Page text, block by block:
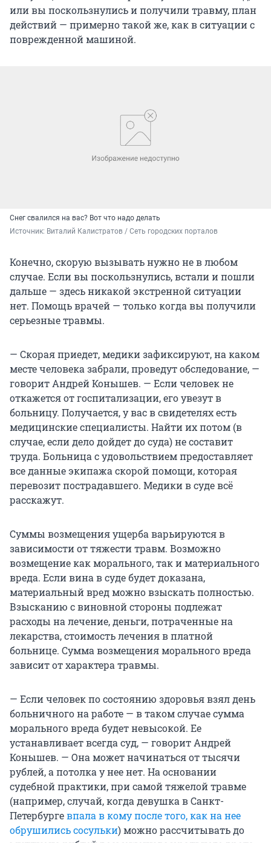
или вы поскользнулись и получили травму, план
действий — примерно такой же, как в ситуации с
поврежденной машиной.
Снег свалился на вас? Вот что надо делать
Источник: Виталий Калистратов / Сеть городских порталов
Конечно, скорую вызывать нужно не в любом
случае. Если вы поскользнулись, встали и пошли
дальше — здесь никакой экстренной ситуации
нет. Помощь врачей — только когда вы получили
серьезные травмы.
— Скорая приедет, медики зафиксируют, на каком
месте человека забрали, проведут обследование, —
говорит Андрей Конышев. — Если человек не
откажется от госпитализации, его увезут в
больницу. Получается, у вас в свидетелях есть
медицинские специалисты. Найти их потом (в
случае, если дело дойдет до суда) не составит
труда. Больница с удовольствием предоставляет
все данные экипажа скорой помощи, которая
перевозит пострадавшего. Медики в суде всё
расскажут.
Суммы возмещения ущерба варьируются в
зависимости от тяжести травм. Возможно
возмещение как морального, так и материального
вреда. Если вина в суде будет доказана,
материальный вред можно взыскать полностью.
Взысканию с виновной стороны подлежат
расходы на лечение, деньги, потраченные на
лекарства, стоимость лечения в платной
больнице. Сумма возмещения морального вреда
зависит от характера травмы.
— Если человек по состоянию здоровья взял день
больничного на работе — в таком случае сумма
морального вреда будет невысокой. Ее
устанавливает всегда суд, — говорит Андрей
Конышев. — Она может начинаться от тысячи
рублей, а потолка у нее нет. На основании
судебной практики, при самой тяжелой травме
(например, случай, когда девушка в Санкт-
Петербургевпала в кому после того, как на нее
обрушились сосульки) можно рассчитывать до